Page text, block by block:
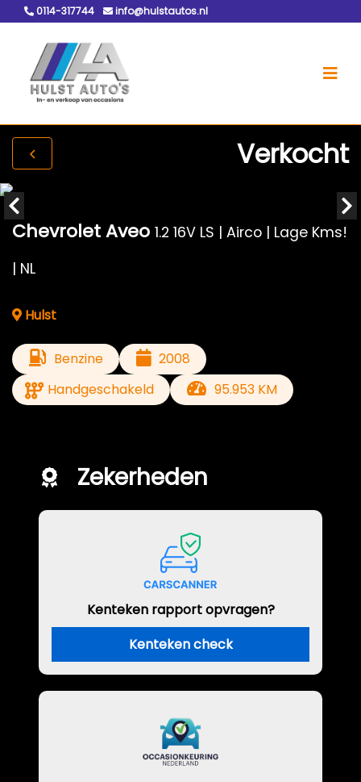
0114-317744 info@hulstautos.nl
Verkocht
Chevrolet Aveo 1.2 16V LS | Airco | Lage Kms!
| NL
Hulst
Benzine
2008
Handgeschakeld
95.953 KM
Zekerheden
Kenteken rapport opvragen?
Kenteken check